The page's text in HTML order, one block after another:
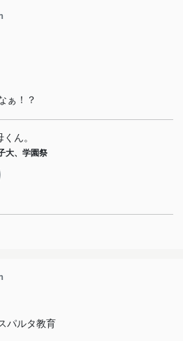
ぁ！？
ん。
大、学園祭
パルタ教育